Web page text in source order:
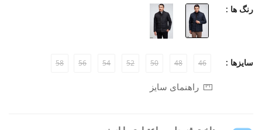
رنگ ها :
سایزها : 46
48
50
52
54
56
58
راهنمای سایز